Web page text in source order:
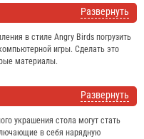
Развернуть
в стиле Angry Birds погрузить
игры. Сделать это
материалы.
Развернуть
украшения стола могут стать
в себя нарядную